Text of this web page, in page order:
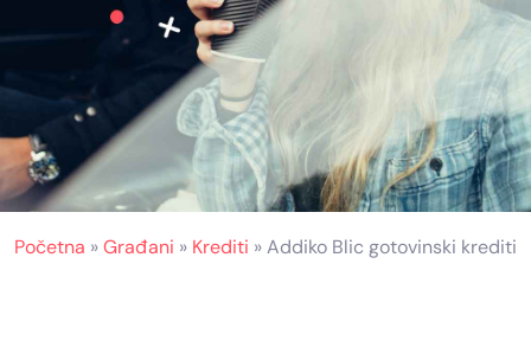
Početna »Građani » Krediti »Addiko Blic gotovinski krediti